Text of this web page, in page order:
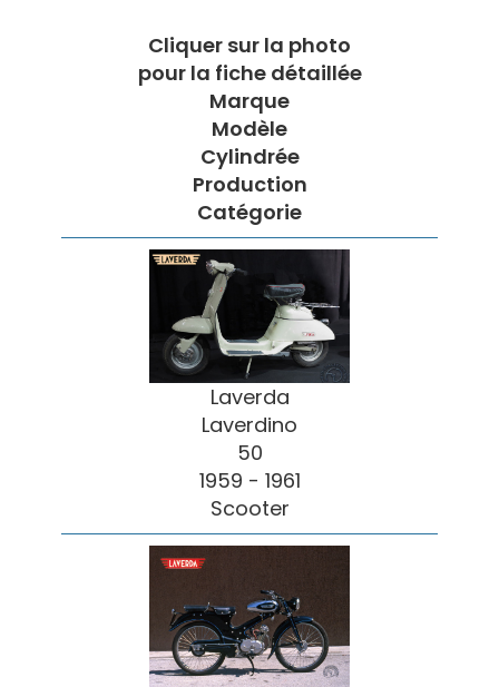
Cliquer sur la photo
pour la fiche détaillée
Marque
Modèle
Cylindrée
Production
Catégorie
Laverda
Laverdino
50
1959 - 1961
Scooter